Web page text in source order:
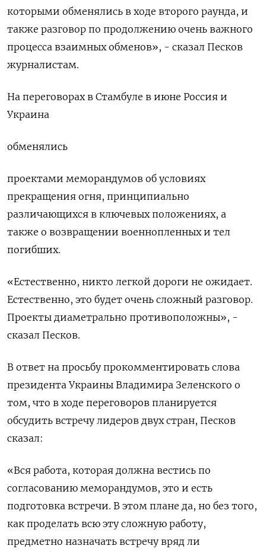
которыми обменялись в ходе второго раунда, и
также разговор по продолжению очень важного
процесса взаимных обменов», - сказал Песков
журналистам.
На переговорах в Стамбуле в июне Россия и
Украина
обменялись
проектами меморандумов об условиях
прекращения огня, принципиально
различающихся в ключевых положениях, а
также о возвращении военнопленных и тел
погибших.
«Естественно, никто легкой дороги не ожидает.
Естественно, это будет очень сложный разговор.
Проекты диаметрально противоположны», -
сказал Песков.
В ответ на просьбу прокомментировать слова
президента Украины Владимира Зеленского о
том, что в ходе переговоров планируется
обсудить встречу лидеров двух стран, Песков
сказал:
«Вся работа, которая должна вестись по
согласованию меморандумов, это и есть
подготовка встречи. В этом плане да, но без того,
как проделать всю эту сложную работу,
предметно назначать встречу вряд ли